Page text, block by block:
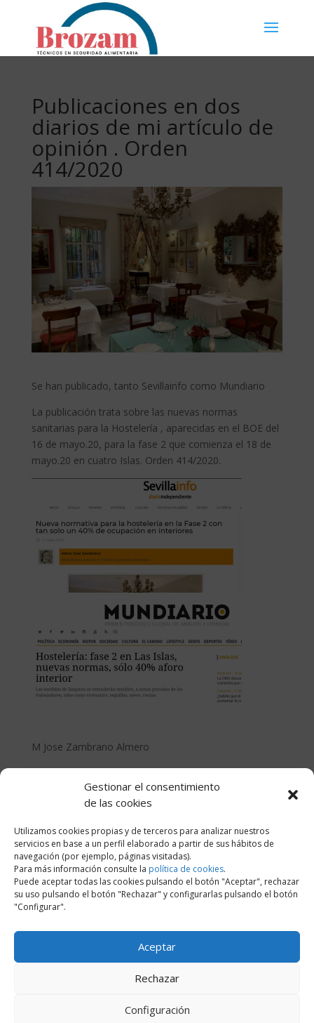
Gestionar el consentimiento
de las cookies
Utilizamos cookies propias y de terceros para analizar nuestros
servicios en base a un perfil elaborado a partir de sus hábitos de
navegación (por ejemplo, páginas visitadas).
Para más información consulte la política de cookies.
Puede aceptar todas las cookies pulsando el botón "Aceptar", rechazar
su uso pulsando el botón "Rechazar" y configurarlas pulsando el botón
"Configurar".
Aceptar
Rechazar
Configuración
Publicaciones en dos
diarios de mi artículo de
opinión . Orden
414/2020
Se han publicado, tanto Sevillainfo como Mundiario
La publicación trata sobre las nuevas normas
sanitarias para la Hostelería , aparecidas en el BOE del
16 de mayo.20, para la fase 2 que comienza el 18 de
mayo.20 en cuatro Islas. Orden 414/2020.
M Jose Zambrano Almero
Enviar comentario
Tu dirección de correo electrónico no será publicada.
Los campos obligatorios están marcados con